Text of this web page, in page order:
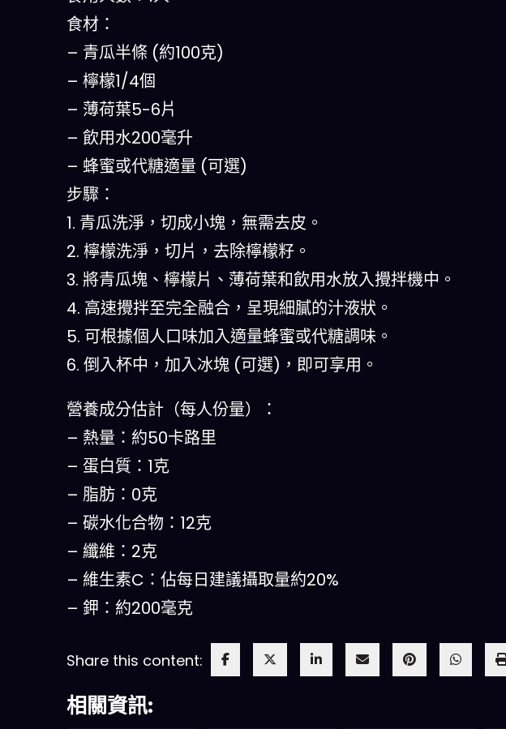
食材：
– 青瓜半條 (約100克)
– 檸檬1/4個
– 薄荷葉5-6片
– 飲用水200毫升
– 蜂蜜或代糖適量 (可選)
步驟：
1. 青瓜洗淨，切成小塊，無需去皮。
2. 檸檬洗淨，切片，去除檸檬籽。
3. 將青瓜塊、檸檬片、薄荷葉和飲用水放入攪拌機中。
4. 高速攪拌至完全融合，呈現細膩的汁液狀。
5. 可根據個人口味加入適量蜂蜜或代糖調味。
6. 倒入杯中，加入冰塊 (可選)，即可享用。
營養成分估計（每人份量）：
– 熱量：約50卡路里
– 蛋白質：1克
– 脂肪：0克
– 碳水化合物：12克
– 纖維：2克
– 維生素C：佔每日建議攝取量約20%
– 鉀：約200毫克
Share this content:
相關資訊: